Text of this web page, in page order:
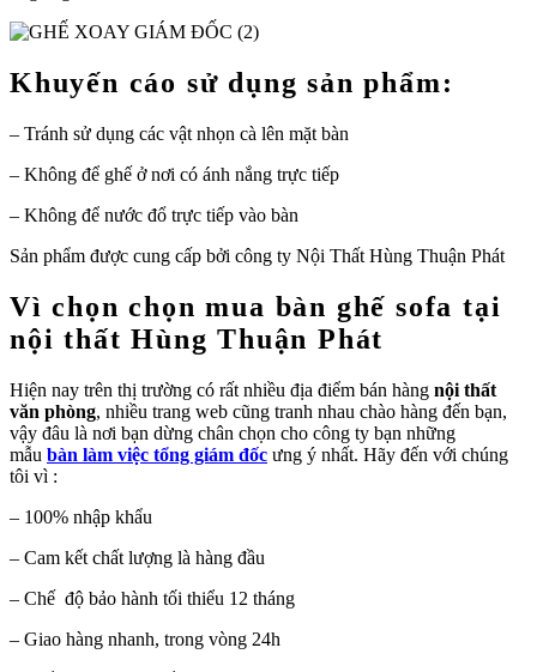
Khuyến cáo sử dụng sản phẩm:
– Tránh sử dụng các vật nhọn cà lên mặt bàn
– Không để ghế ở nơi có ánh nắng trực tiếp
– Không để nước đổ trực tiếp vào bàn
Sản phẩm được cung cấp bởi công ty Nội Thất Hùng Thuận Phát
Vì chọn chọn mua bàn ghế sofa tại
nội thất Hùng Thuận Phát
Hiện nay trên thị trường có rất nhiều địa điểm bán hàng nội thất
văn phòng, nhiều trang web cũng tranh nhau chào hàng đến bạn,
vậy đâu là nơi bạn dừng chân chọn cho công ty bạn những
mẫu bàn làm việc tổng giám đốc ưng ý nhất. Hãy đến với chúng
tôi vì :
– 100% nhập khẩu
– Cam kết chất lượng là hàng đầu
– Chế độ bảo hành tối thiểu 12 tháng
– Giao hàng nhanh, trong vòng 24h